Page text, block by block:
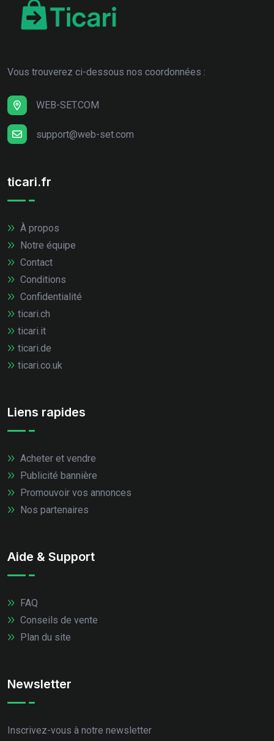
Vous trouverez ci-dessous nos coordonnées :
WEB-SET.COM
support@web-set.com
ticari.fr
À propos
Notre équipe
Contact
Conditions
Confidentialité
ticari.ch
ticari.it
ticari.de
ticari.co.uk
Liens rapides
Acheter et vendre
Publicité bannière
Promouvoir vos annonces
Nos partenaires
Aide & Support
FAQ
Conseils de vente
Plan du site
Newsletter
Inscrivez-vous à notre newsletter